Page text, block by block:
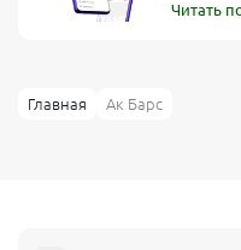
Читать
Главная Ак Барс